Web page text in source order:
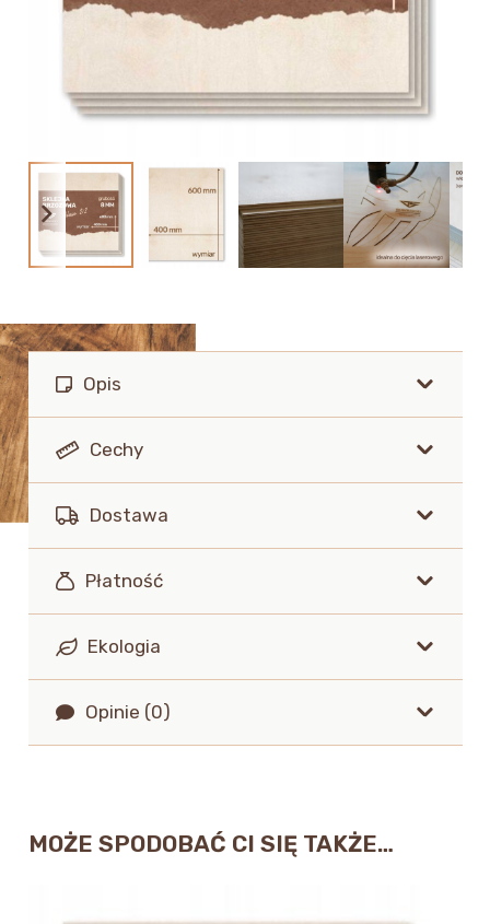
Opis
Cechy
Dostawa
Płatność
Ekologia
Opinie (0)
MOŻE SPODOBAĆ CI SIĘ TAKŻE…